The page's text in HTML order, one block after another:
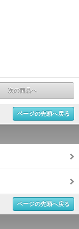
次の商品へ
ページの先頭へ戻る
ページの先頭へ戻る